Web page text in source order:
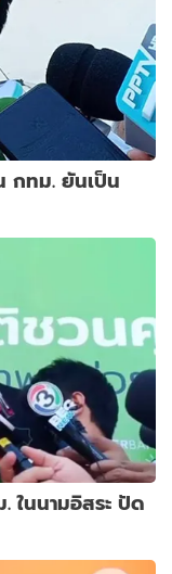
กทม. ยันเป็น
ในนามอิสระ ปัด